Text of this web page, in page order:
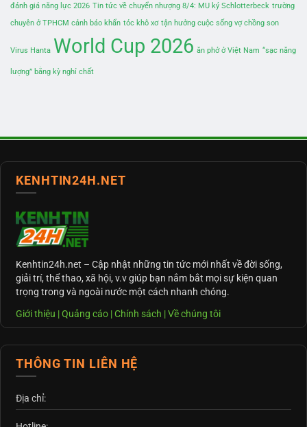
đánh giá năng lực 2026 Tin tức về chuyển nhượng 8/4: MU ký Schlotterbeck trường
chuyên ở TPHCM cảnh báo khẩn tóc khô xơ tận hưởng cuộc sống vợ chồng son
Virus Hanta World Cup 2026 ăn phở ở Việt Nam “sạc năng
lượng” bằng kỳ nghỉ chất
KENHTIN24H.NET
Kenhtin24h.net – Cập nhật những tin tức mới nhất về đời sống,
giải trí, thể thao, xã hội, v.v giúp bạn nắm bắt mọi sự kiện quan
trọng trong và ngoài nước một cách nhanh chóng.
Giới thiệu |Quảng cáo |Chính sách |Về chúng tôi
THÔNG TIN LIÊN HỆ
Địa chỉ: